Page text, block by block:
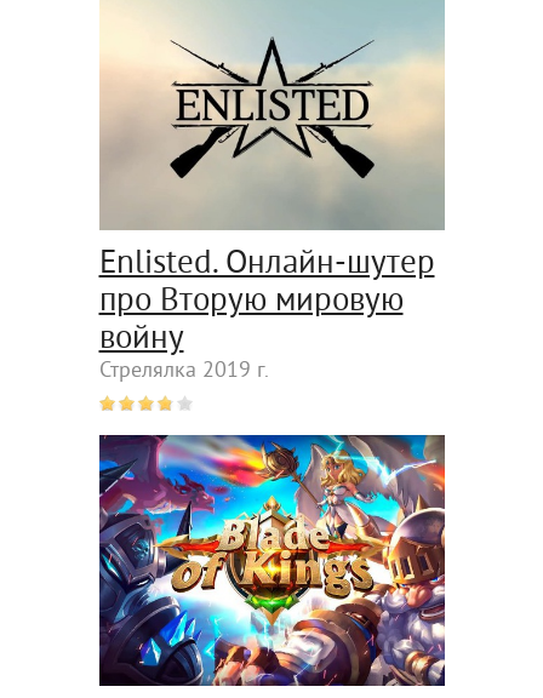
Enlisted. Онлайн-шутер
про Вторую мировую
войну
Стрелялка 2019 г.